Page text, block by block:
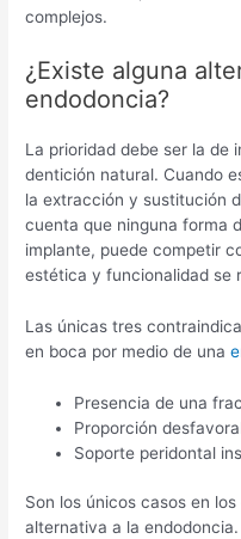
complejos.
¿Existe alguna
endodoncia?
La prioridad debe ser la de
dentición natural. Cuando
la extracción y sustitución
cuenta que ninguna forma
implante, puede competir
estética y funcionalidad se
Las únicas tres
en boca por medio de una
Presencia de una
Proporción
Soporte peridontal
Son los únicos casos en
alternativa a la endodoncia.